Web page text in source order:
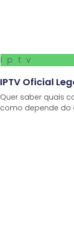
Iptv
IPTV Oficial
Quer saber quais
como depende do